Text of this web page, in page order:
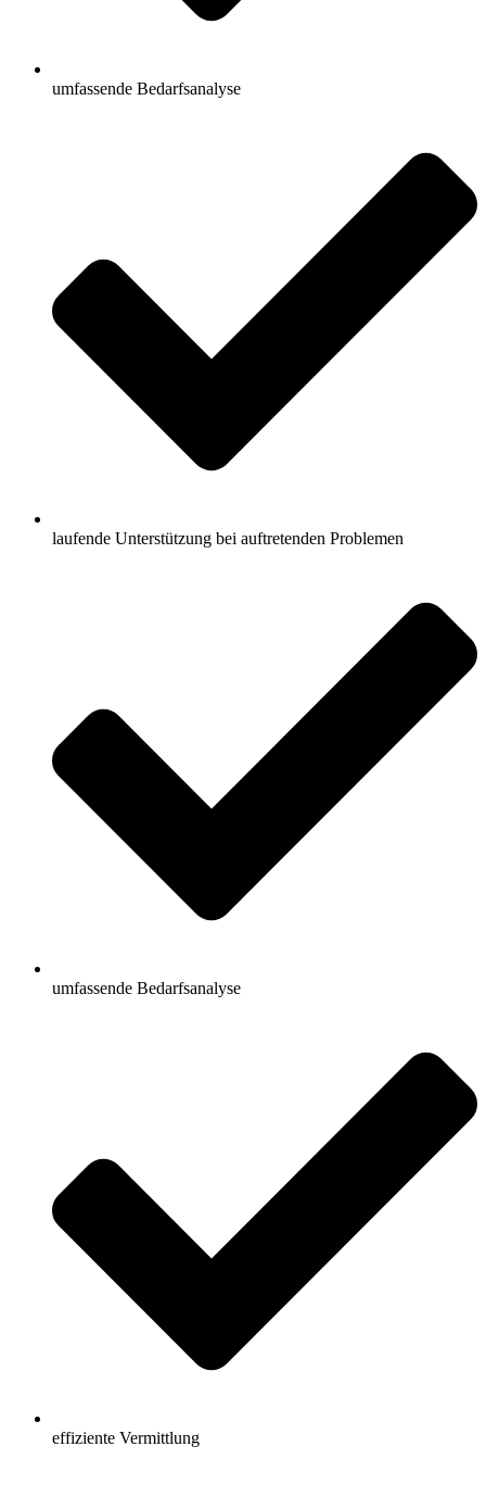
umfassende Bedarfsanalyse
laufende Unterstützung bei auftretenden Problemen
umfassende Bedarfsanalyse
effiziente Vermittlung